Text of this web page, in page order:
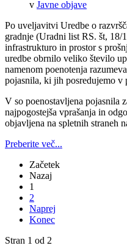
v Javne objave
Po uveljavitvi Uredbe o
gradnje (Uradni list RS. št, 18/
infrastrukturo in prostor s
uredbe obrnilo veliko število
namenom poenotenja
pojasnila, ki jih posredujemo v
V so poenostavljena pojasnila
najpogostejša vprašanja in
objavljena na spletnih straneh
Preberite več...
Začetek
Nazaj
1
2
Naprej
Konec
Stran 1 od 2